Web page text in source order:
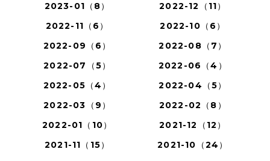
2023-01（8）
2022-12（11）
2022-11（6）
2022-10（6）
2022-09（6）
2022-08（7）
2022-07（5）
2022-06（4）
2022-05（4）
2022-04（5）
2022-03（9）
2022-02（8）
2022-01（10）
2021-12（12）
2021-11（15）
2021-10（24）